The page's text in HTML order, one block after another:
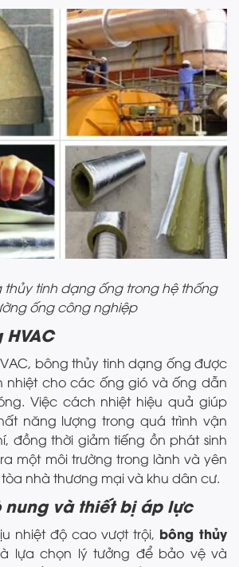
thủy tinh dạng ống trong hệ thống
ống công nghiệp
HVAC
bông thủy tinh dạng ống được
nhiệt cho các ống gió và ống dẫn
Việc cách nhiệt hiệu quả giúp
năng lượng trong quá trình vận
đồng thời giảm tiếng ồn phát sinh
một môi trường trong lành và yên
nhà thương mại và khu dân cư.
nung và thiết bị áp lực
nhiệt độ cao vượt trội, bông thủy
lựa chọn lý tưởng để bảo vệ và